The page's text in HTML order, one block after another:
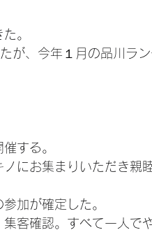
。
が、今年１月の品川ラ
する。
にお集まりいただき親
加が確定した。
客確認。すべて一人で